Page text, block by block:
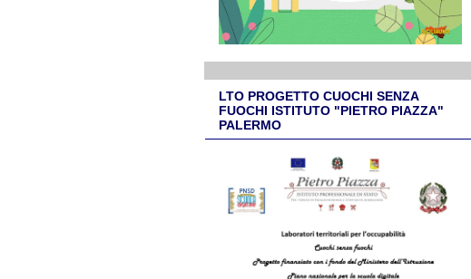
LTO PROGETTO CUOCHI SENZA
FUOCHI ISTITUTO "PIETRO PIAZZA"
PALERMO